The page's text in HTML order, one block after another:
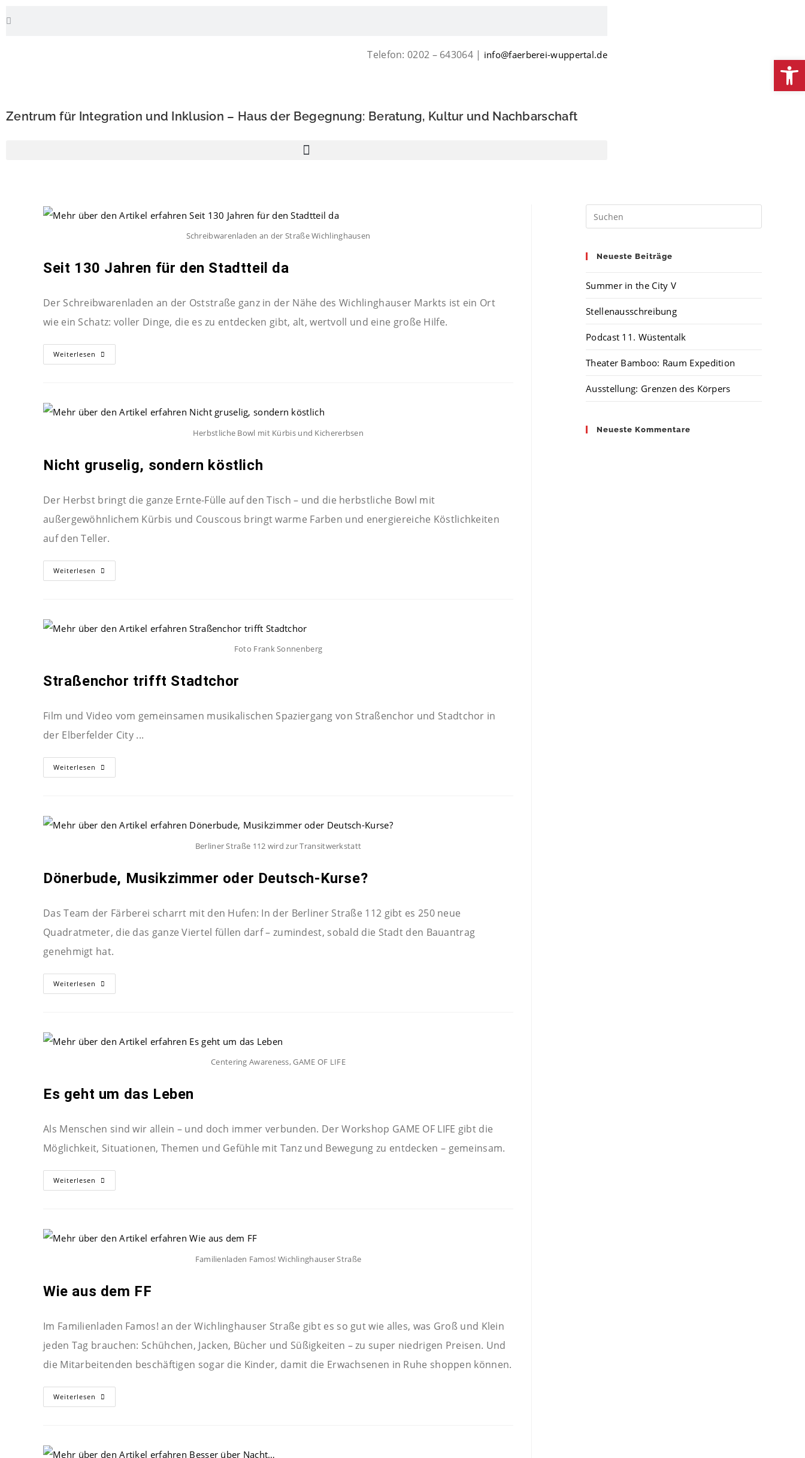
Telefon: 0202 – 643064 | info@faerberei-wuppertal.de
Zentrum für Integration und Inklusion – Haus der Begegnung: Beratung, Kultur und Nachbarschaft
Schreibwarenladen an der Straße Wichlinghausen
Seit 130 Jahren für den Stadtteil da
Der Schreibwarenladen an der Oststraße ganz in der Nähe des Wichlinghauser Markts ist ein Ort
wie ein Schatz: voller Dinge, die es zu entdecken gibt, alt, wertvoll und eine große Hilfe.
Weiterlesen
Herbstliche Bowl mit Kürbis und Kichererbsen
Nicht gruselig, sondern köstlich
Der Herbst bringt die ganze Ernte-Fülle auf den Tisch – und die herbstliche Bowl mit
außergewöhnlichem Kürbis und Couscous bringt warme Farben und energiereiche Köstlichkeiten
auf den Teller.
Weiterlesen
Foto Frank Sonnenberg
Straßenchor trifft Stadtchor
Film und Video vom gemeinsamen musikalischen Spaziergang von Straßenchor und Stadtchor in
der Elberfelder City ...
Weiterlesen
Berliner Straße 112 wird zur Transitwerkstatt
Dönerbude, Musikzimmer oder Deutsch-Kurse?
Das Team der Färberei scharrt mit den Hufen: In der Berliner Straße 112 gibt es 250 neue
Quadratmeter, die das ganze Viertel füllen darf – zumindest, sobald die Stadt den Bauantrag
genehmigt hat.
Weiterlesen
Centering Awareness, GAME OF LIFE
Es geht um das Leben
Als Menschen sind wir allein – und doch immer verbunden. Der Workshop GAME OF LIFE gibt die
Möglichkeit, Situationen, Themen und Gefühle mit Tanz und Bewegung zu entdecken – gemeinsam.
Weiterlesen
Familienladen Famos! Wichlinghauser Straße
Wie aus dem FF
Im Familienladen Famos! an der Wichlinghauser Straße gibt es so gut wie alles, was Groß und Klein
jeden Tag brauchen: Schühchen, Jacken, Bücher und Süßigkeiten – zu super niedrigen Preisen. Und
die Mitarbeitenden beschäftigen sogar die Kinder, damit die Erwachsenen in Ruhe shoppen können.
Weiterlesen
Neueste Beiträge
Summer in the City V
Stellenausschreibung
Podcast 11. Wüstentalk
Theater Bamboo: Raum Expedition
Ausstellung: Grenzen des Körpers
Neueste Kommentare